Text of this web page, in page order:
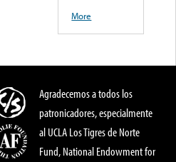
More
Agradecemos a todos los
patronicadores, especialmente
al UCLA Los Tigres de Norte
Fund, National Endowment for